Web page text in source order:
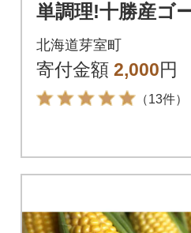
単調理!十勝産ゴ
ドラッシュのコー
スープ1袋 me003-
c-sp
北海道芽室町
寄付金額 2,000円
（13件）